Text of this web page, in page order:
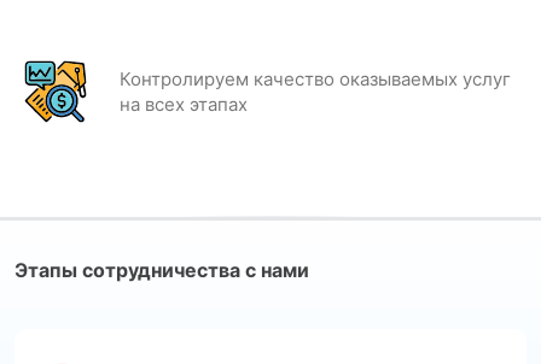
Контролируем качество оказываемых услуг
на всех этапах
Этапы сотрудничества с нами